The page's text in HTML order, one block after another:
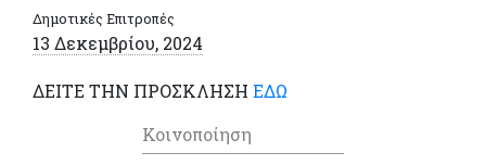
Δημοτικές Επιτροπές
13 Δεκεμβρίου, 2024
ΔΕΙΤΕ ΤΗΝ ΠΡΟΣΚΛΗΣΗ ΕΔΩ
Κοινοποίηση